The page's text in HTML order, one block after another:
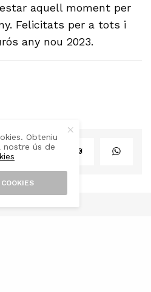
aquell moment per
Felicitats per a tots i
any nou 2023.
TWEET
Obteniu
nostre ús de